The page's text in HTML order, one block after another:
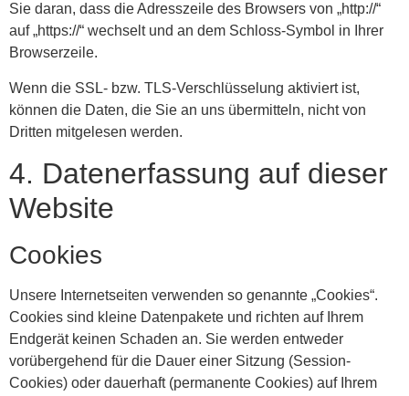
Sie daran, dass die Adresszeile des Browsers von „http://“
auf „https://“ wechselt und an dem Schloss-Symbol in Ihrer
Browserzeile.
Wenn die SSL- bzw. TLS-Verschlüsselung aktiviert ist,
können die Daten, die Sie an uns übermitteln, nicht von
Dritten mitgelesen werden.
4. Datenerfassung auf dieser
Website
Cookies
Unsere Internetseiten verwenden so genannte „Cookies“.
Cookies sind kleine Datenpakete und richten auf Ihrem
Endgerät keinen Schaden an. Sie werden entweder
vorübergehend für die Dauer einer Sitzung (Session-
Cookies) oder dauerhaft (permanente Cookies) auf Ihrem